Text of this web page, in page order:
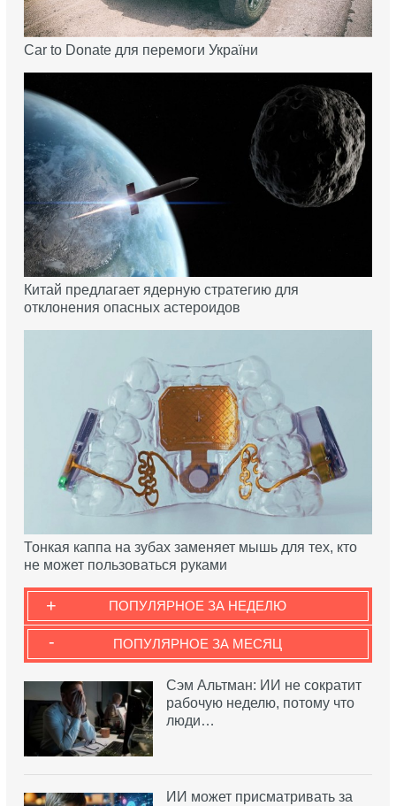
Car to Donate для перемоги України
Китай предлагает ядерную стратегию для
отклонения опасных астероидов
Тонкая каппа на зубах заменяет мышь для тех, кто
не может пользоваться руками
ПОПУЛЯРНОЕ ЗА НЕДЕЛЮ
+
ПОПУЛЯРНОЕ ЗА МЕСЯЦ
-
Сэм Альтман: ИИ не сократит
рабочую неделю, потому что
люди…
ИИ может присматривать за